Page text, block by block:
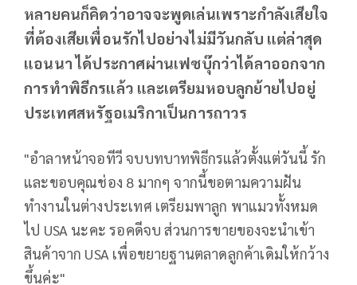
หลายคนก็คิดว่าอาจจะพูดเล่นเพราะกำลังเสียใจ
ที่ต้องเสียเพื่อนรักไปอย่างไม่มีวันกลับ แต่ล่าสุด
แอนนา ได้ประกาศผ่านเฟซบุ๊กว่าได้ลาออกจาก
การทำพิธีกรแล้ว และเตรียมหอบลูกย้ายไปอยู่
ประเทศสหรัฐอเมริกาเป็นการถาวร
"อำลาหน้าจอทีวี จบบทบาทพิธีกรแล้วตั้งแต่วันนี้ รัก
และขอบคุณช่อง 8 มากๆ จากนี้ขอตามความฝัน
ทำงานในต่างประเทศ เตรียมพาลูก พาแมวทั้งหมด
ไป USA นะคะ รอคดีจบ ส่วนการขายของจะนำเข้า
สินค้าจาก USA เพื่อขยายฐานตลาดลูกค้าเดิมให้กว้าง
ขึ้นค่ะ"